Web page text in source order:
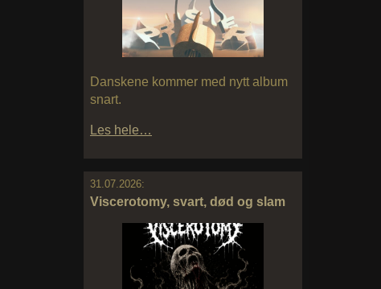
Danskene kommer med nytt album
snart.
Les hele…
31.07.2026:
Viscerotomy, svart, død og slam